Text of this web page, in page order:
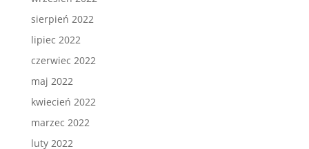
sierpień 2022
lipiec 2022
czerwiec 2022
maj 2022
kwiecień 2022
marzec 2022
luty 2022